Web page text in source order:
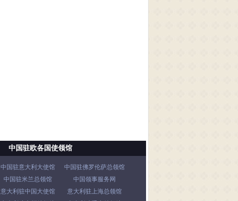
中国驻欧各国使领馆
中国驻意大利大使馆
中国驻佛罗伦萨总领馆
中国驻米兰总领馆
中国领事服务网
意大利驻中国大使馆
意大利驻上海总领馆